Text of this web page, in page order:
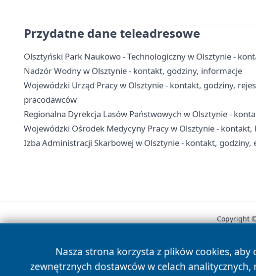
Przydatne dane teleadresowe
Olsztyński Park Naukowo - Technologiczny w Olsztynie -
Nadzór Wodny w Olsztynie - kontakt, godziny, informacje
Wojewódzki Urząd Pracy w Olsztynie - kontakt, godziny,
pracodawców
Regionalna Dyrekcja Lasów Państwowych w Olsztynie -
Wojewódzki Ośrodek Medycyny Pracy w Olsztynie - kontakt,
Izba Administracji Skarbowej w Olsztynie - kontakt, godziny,
Nasza strona korzysta z plików cookies,
zewnętrznych dostawców w celach
Copyright
News